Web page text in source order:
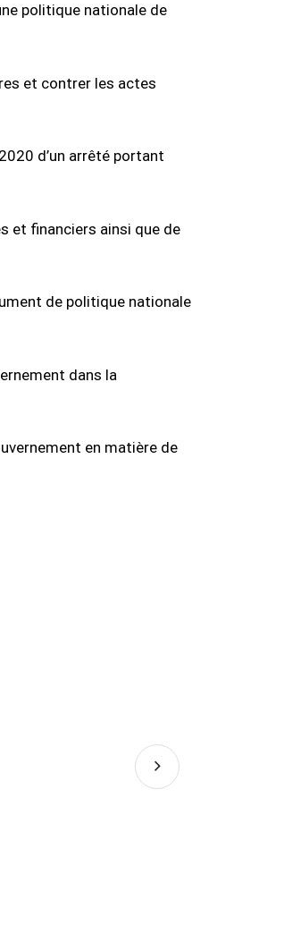
politique nationale de
et contrer les actes
d’un arrêté portant
et financiers ainsi que de
de politique nationale
dans la
en matière de